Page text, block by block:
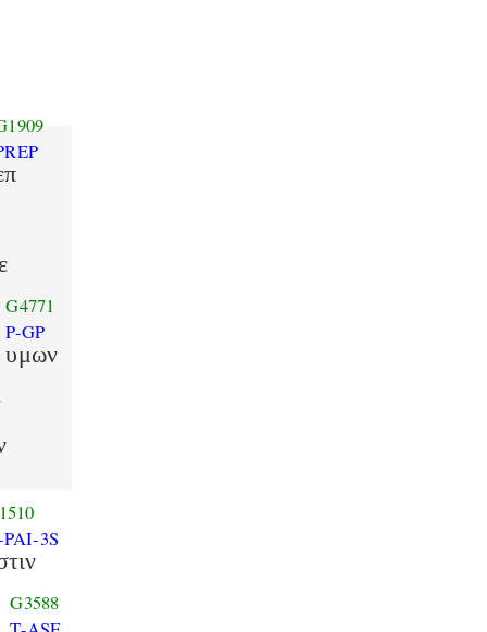
G4771
P-GP
υμων
3S
G3588